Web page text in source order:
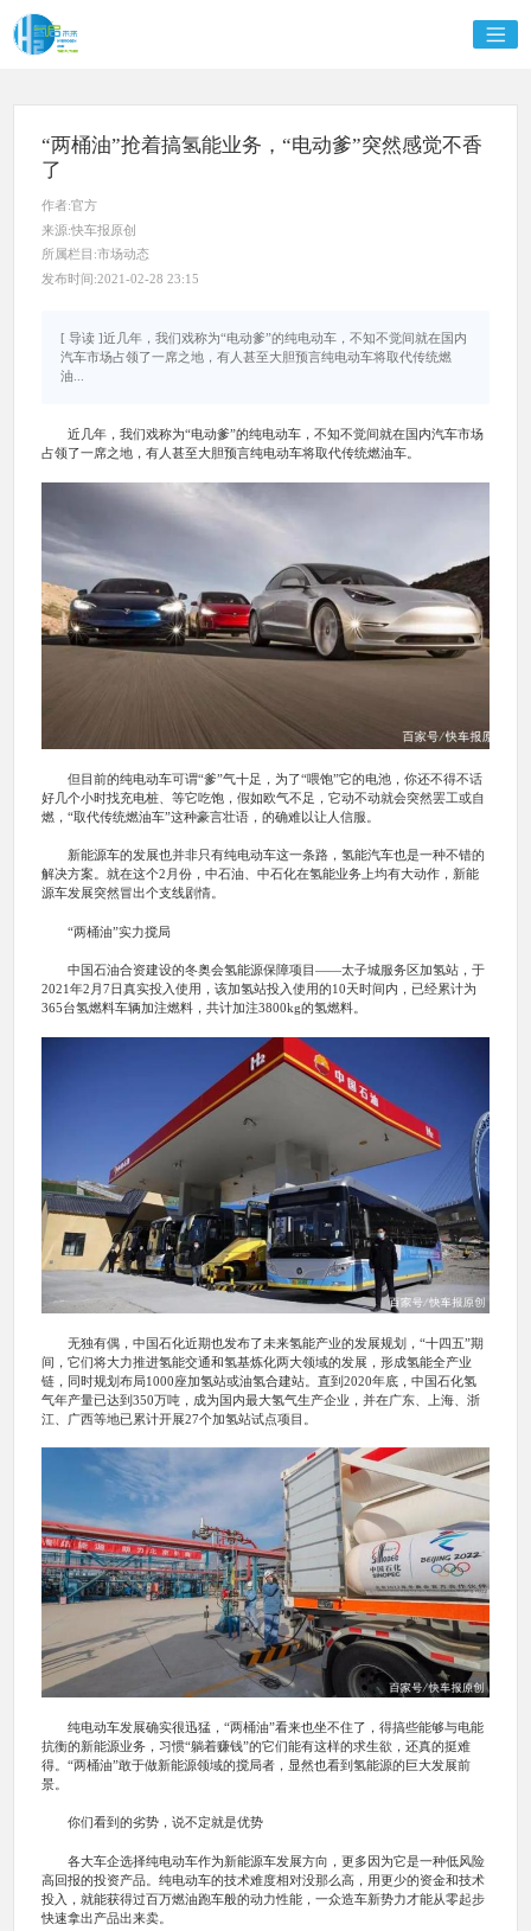
“两桶油”抢着搞氢能业务，“电动爹”突然感觉不香
了
作者:官方
来源:快车报原创
所属栏目:市场动态
发布时间:2021-02-28 23:15
[ 导读 ]近几年，我们戏称为“电动爹”的纯电动车，不知不觉间就在国内
汽车市场占领了一席之地，有人甚至大胆预言纯电动车将取代传统燃
油...
近几年，我们戏称为“电动爹”的纯电动车，不知不觉间就在国内汽车市场
占领了一席之地，有人甚至大胆预言纯电动车将取代传统燃油车。
但目前的纯电动车可谓“爹”气十足，为了“喂饱”它的电池，你还不得不话
好几个小时找充电桩、等它吃饱，假如欧气不足，它动不动就会突然罢工或自
燃，“取代传统燃油车”这种豪言壮语，的确难以让人信服。
新能源车的发展也并非只有纯电动车这一条路，氢能汽车也是一种不错的
解决方案。就在这个2月份，中石油、中石化在氢能业务上均有大动作，新能
源车发展突然冒出个支线剧情。
“两桶油”实力搅局
中国石油合资建设的冬奥会氢能源保障项目——太子城服务区加氢站，于
2021年2月7日真实投入使用，该加氢站投入使用的10天时间内，已经累计为
365台氢燃料车辆加注燃料，共计加注3800kg的氢燃料。
无独有偶，中国石化近期也发布了未来氢能产业的发展规划，“十四五”期
间，它们将大力推进氢能交通和氢基炼化两大领域的发展，形成氢能全产业
链，同时规划布局1000座加氢站或油氢合建站。直到2020年底，中国石化氢
气年产量已达到350万吨，成为国内最大氢气生产企业，并在广东、上海、浙
江、广西等地已累计开展27个加氢站试点项目。
纯电动车发展确实很迅猛，“两桶油”看来也坐不住了，得搞些能够与电能
抗衡的新能源业务，习惯“躺着赚钱”的它们能有这样的求生欲，还真的挺难
得。“两桶油”敢于做新能源领域的搅局者，显然也看到氢能源的巨大发展前
景。
你们看到的劣势，说不定就是优势
各大车企选择纯电动车作为新能源车发展方向，更多因为它是一种低风险
高回报的投资产品。纯电动车的技术难度相对没那么高，用更少的资金和技术
投入，就能获得过百万燃油跑车般的动力性能，一众造车新势力才能从零起步
快速拿出产品出来卖。